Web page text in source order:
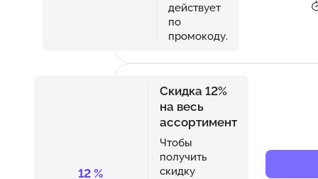
действует
по
промокоду.
12 %
Скидка 12%
на весь
ассортимент
Чтобы
получить
скидку